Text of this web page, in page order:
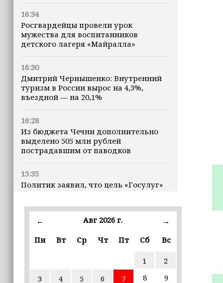
16:34
Росгвардейцы провели урок
мужества для воспитанников
детского лагеря «Майралла»
16:30
Дмитрий Чернышенко: Внутренний
туризм в России вырос на 4,3%,
въездной — на 20,1%
16:28
Из бюджета Чечни дополнительно
выделено 505 млн рублей
пострадавшим от паводков
15:35
Политик заявил, что цель «Госулуг»
— стать большой
Избирательные участки Шатоя
готовы к приёму голосов
15:02
← Авг 2026 г.
→
Пн
Вт Ср Чт Пт Сб Вс
1
2
3
4 5 6 7 8
9